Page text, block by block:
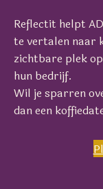
Reflectit helpt
te vertalen naar
zichtbare plek
hun bedrijf.
Wil je sparren
dan een